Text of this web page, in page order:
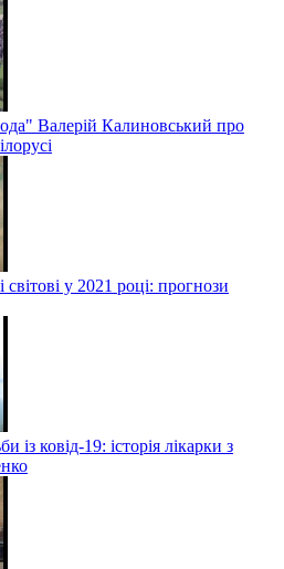
Валерій Калиновський про
у 2021 році: прогнози
із ковід-19: історія лікарки з